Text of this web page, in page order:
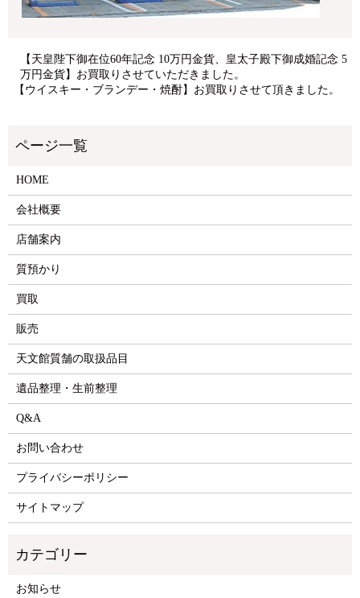
【天皇陛下御在位60年記念 10万円金貨、皇太子殿下御成婚記念 5
万円金貨】お買取りさせていただきました。
【ウイスキー・ブランデー・焼酎】お買取りさせて頂きました。
HOME
会社概要
店舗案内
質預かり
買取
販売
天文館質舗の取扱品目
遺品整理・生前整理
Q&A
お問い合わせ
プライバシーポリシー
サイトマップ
お知らせ